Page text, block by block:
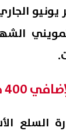
جنيه
السلع